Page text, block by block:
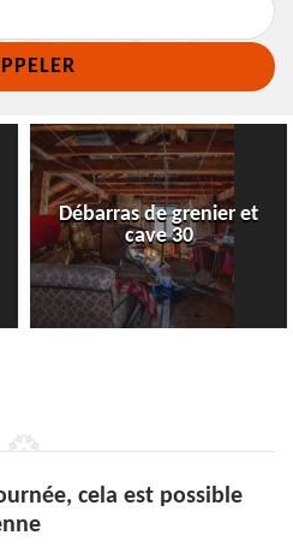
Débarras de grenier et
cave 30
cela est possible